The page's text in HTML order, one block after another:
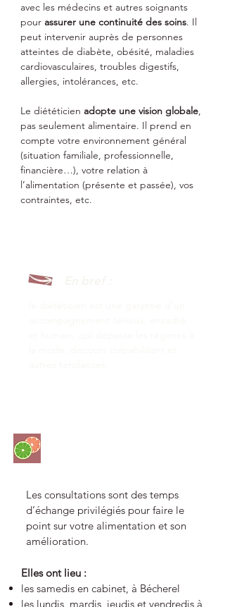
avec les médecins et autres soignants
pour assurer une continuité des soins. Il
peut intervenir auprès de personnes
atteintes de diabète, obésité, maladies
cardiovasculaires, troubles digestifs,
allergies, intolérances, etc.
Le diététicien adopte une vision globale,
pas seulement alimentaire. Il prend en
compte votre environnement général
(situation familiale, professionnelle,
financière…), votre relation à
l’alimentation (présente et passée), vos
contraintes, etc.
Les consultations sont des temps
d’échange privilégiés pour faire le
point sur votre alimentation et son
amélioration.
Elles ont lieu :
les samedis en cabinet, à Bécherel
les lundis, mardis, jeudis et vendredis à